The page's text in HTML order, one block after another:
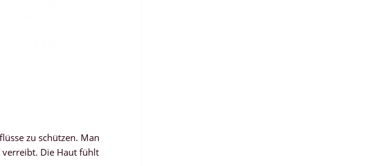
zu schützen. Man
Die Haut fühlt